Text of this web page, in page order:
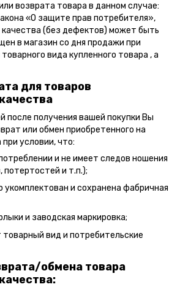
возврата товара в данном случае:
«О защите прав потребителя»,
(без дефектов) может быть
в магазин со дня продажи при
вида купленного товара , а
для товаров
после получения вашей покупки Вы
или обмен приобретенного на
условии, что:
и не имеет следов ношения
потертостей и т.п.);
укомплектован и сохранена фабричная
и заводская маркировка;
товарный вид и потребительские
обмена товара